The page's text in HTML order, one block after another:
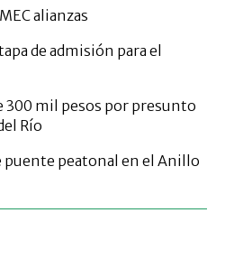
alianzas
de admisión para el
300 mil pesos por presunto
Río
puente peatonal en el Anillo